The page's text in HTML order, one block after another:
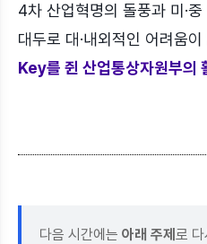
4차 산업혁명의 돌풍과 미·
대두로 대·내외적인 어려움
Key를 쥔 산업통상자원부의
다음 시간에는 아래 주제 로